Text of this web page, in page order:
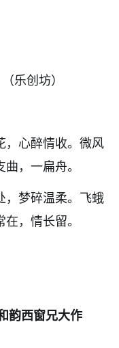
（乐创坊）
，心醉情收。微风
，一扁舟。
，梦碎温柔。飞蛾
，情长留。
韵西窗兄大作